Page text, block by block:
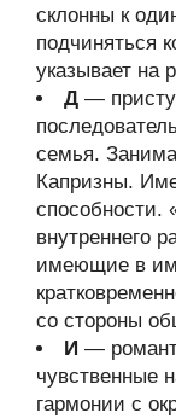
склонны к
подчиняться
указывает на
Д —
семья.
Капризны.
способности.
внутреннего
имеющие в
со стороны
И —
чувственные
гармонии с